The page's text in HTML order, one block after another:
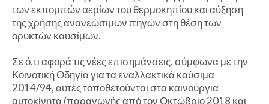
των εκπομπών αερίων του θερμοκηπίου και αύξηση
της χρήσης ανανεώσιμων πηγών στη θέση των
ορυκτών καυσίμων.
Σε ό,τι αφορά τις νέες επισημάνσεις, σύμφωνα με την
Κοινοτική Οδηγία για τα εναλλακτικά καύσιμα
2014/94, αυτές τοποθετούνται στα καινούργια
αυτοκίνητα (παραγωγής από τον Οκτώβριο 2018 και